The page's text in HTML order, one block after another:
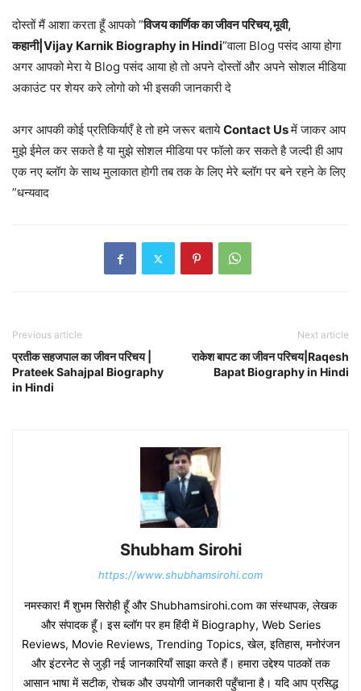
दोस्तों मैं आशा करता हूँ आपको ”विजय कार्णिक का जीवन परिचय,मूवी,
कहानी|Vijay Karnik Biography in Hindi”वाला Blog पसंद आया होगा
अगर आपको मेरा ये Blog पसंद आया हो तो अपने दोस्तों और अपने सोशल मीडिया
अकाउंट पर शेयर करे लोगो को भी इसकी जानकारी दे
अगर आपकी कोई प्रतिकिर्याएँ हे तो हमे जरूर बतायेContact Usमें जाकर आप
मुझे ईमेल कर सकते है या मुझे सोशल मीडिया पर फॉलो कर सकते है जल्दी ही आप
एक नए ब्लॉग के साथ मुलाकात होगी तब तक के लिए मेरे ब्लॉग पर बने रहने के लिए
”धन्यवाद
Previous article
प्रतीक सहजपाल का जीवन परिचय |
Prateek Sahajpal Biography
in Hindi
Next article
राकेश बापट का जीवन परिचय|Raqesh
Bapat Biography in Hindi
Shubham Sirohi
https://www.shubhamsirohi.com
नमस्कार! मैं शुभम सिरोही हूँ और Shubhamsirohi.com का संस्थापक, लेखक
और संपादक हूँ। इस ब्लॉग पर हम हिंदी में Biography, Web Series
Reviews, Movie Reviews, Trending Topics, खेल, इतिहास, मनोरंजन
और इंटरनेट से जुड़ी नई जानकारियाँ साझा करते हैं। हमारा उद्देश्य पाठकों तक
आसान भाषा में सटीक, रोचक और उपयोगी जानकारी पहुँचाना है। यदि आप प्रसिद्ध